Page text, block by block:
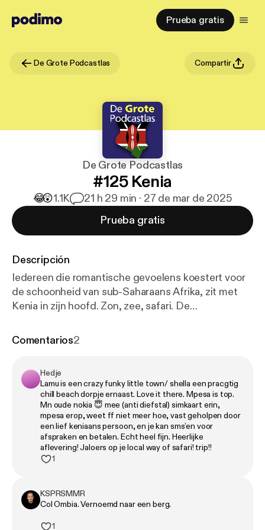
Prueba gratis
De Grote Podcastlas Compartir
De Grote Podcastlas
#125 Kenia
😂😲1.1K 21 h 29 min · 27 de mar de 2025
Prueba gratis
Descripción
Iedereen die romantische gevoelens koestert voor
de schoonheid van sub-Saharaans Afrika, zit met
Kenia in zijn hoofd. Zon, zee, safari. De
wees op je hoede. Niet elke aap is wijs en
maatschappelijke voedselketen vind je in de urban
jungle van Nairobi, waar traditie en ambitie met
elkaar concurreren. Een kapitalistische circle of life
waar miljoenen werklui, daklozen, politici,
ontwikkelingswerkers en expats zich nestelen in de
keten. Hier is het eten of gegeten worden. Laten wij
kijken of we wat dieper kunnen graven in hét Oost-
wel origineel. Geen experts, maar wel liefhebbers.
Hebben we tóch iets verkeerd gezegd of zijn we
iets cruciaals vergeten? Volg ons en laat het weten.
Comentarios2
Hedje
Lamu is een crazy funky little town/ shella een pracgtig
chill beach dorpje ernaast. Love it there. Mpesa is top.
Mn oude nokia 😇 mee (anti diefstal) simkaart erin,
mpesa erop, weet ff niet meer hoe, vast geholpen door
een lief keniaans persoon, en je kan sms’en voor
afspraken en betalen. Echt heel fijn. Heerlijke
aflevering! Jaloers op je local way of safari! trip!!
1
KSPRSMMR
Col Ombia. Vernoemd naar een berg.
1